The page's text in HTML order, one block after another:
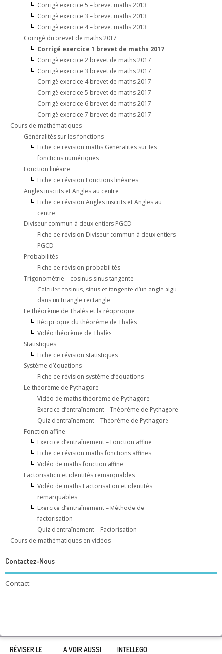
Corrigé exercice 5 – brevet maths 2013
Corrigé exercice 3 – brevet maths 2013
Corrigé exercice 4 – brevet maths 2013
Corrigé du brevet de maths 2017
Corrigé exercice 1 brevet de maths 2017
Corrigé exercice 2 brevet de maths 2017
Corrigé exercice 3 brevet de maths 2017
Corrigé exercice 4 brevet de maths 2017
Corrigé exercice 5 brevet de maths 2017
Corrigé exercice 6 brevet de maths 2017
Corrigé exercice 7 brevet de maths 2017
Cours de mathématiques
Généralités sur les fonctions
Fiche de révision maths Généralités sur les
fonctions numériques
Fonction linéaire
Fiche de révision Fonctions linéaires
Angles inscrits et Angles au centre
Fiche de révision Angles inscrits et Angles au
centre
Diviseur commun à deux entiers PGCD
Fiche de révision Diviseur commun à deux entiers
PGCD
Probabilités
Fiche de révision probabilités
Trigonométrie – cosinus sinus tangente
Calculer cosinus, sinus et tangente d’un angle aigu
dans un triangle rectangle
Le théorème de Thalès et la réciproque
Réciproque du théorème de Thalès
Vidéo théorème de Thalès
Statistiques
Fiche de révision statistiques
Système d’équations
Fiche de révision système d’équations
Le théorème de Pythagore
Vidéo de maths théorème de Pythagore
Exercice d’entraînement – Théorème de Pythagore
Quiz d’entraînement – Théorème de Pythagore
Fonction affine
Exercice d’entraînement – Fonction affine
Fiche de révision maths fonctions affines
Vidéo de maths fonction affine
Factorisation et identités remarquables
Vidéo de maths Factorisation et identités
remarquables
Exercice d’entraînement – Méthode de
factorisation
Quiz d’entraînement – Factorisation
Cours de mathématiques en vidéos
Contactez-Nous
Contact
RÉVISER LE
A VOIR AUSSI INTELLEGO